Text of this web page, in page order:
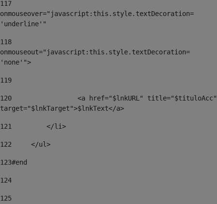
117
onmouseover="javascript:this.style.textDecoration=
'underline'"
118
onmouseout="javascript:this.style.textDecoration=
'none'">
119
120
target="$lnkTarget">$lnkText</a>
121
	    </li>
122
	</ul>
123#end
124
125